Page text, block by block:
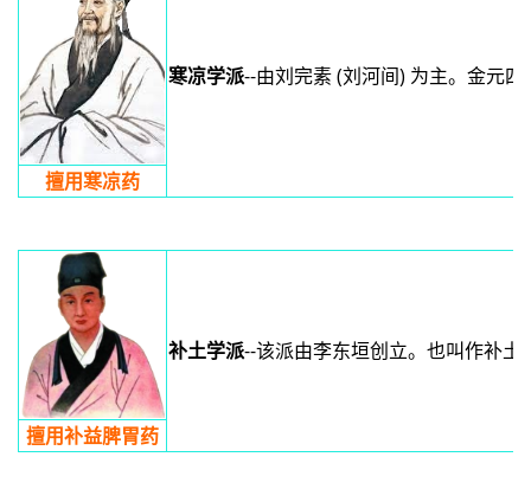
寒凉学派--由刘完素 (刘河间) 为主。金元
擅用寒凉药
补土学派--该派由李东垣创立。也叫作补
擅用补益脾胃药